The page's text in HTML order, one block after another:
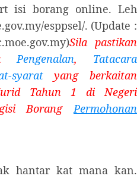
isi borang online. Leh
esppsel/. (Update :
Sila pastikan
Pengenalan, Tatacara
syaratyang berkaitan
Tahun 1 di Negeri
BorangPermohonan
hantar kat mana kan.